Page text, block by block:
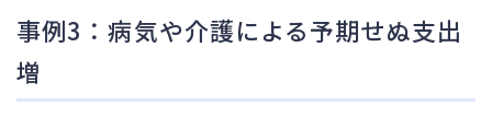
事例3：病気や介護による予期せぬ支出
増